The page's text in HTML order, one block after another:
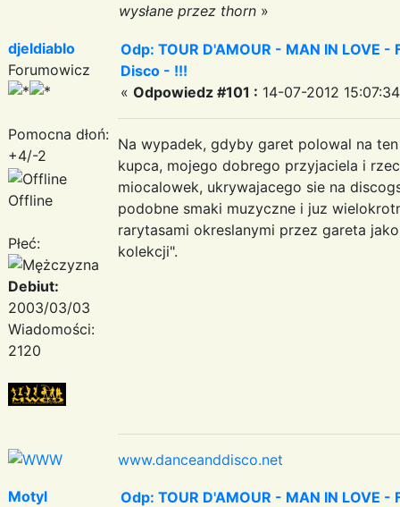
wysłane przez thorn »
djeldiablo
Forumowicz
Pomocna dłoń:
+4/-2
Offline
Płeć:
Debiut:
2003/03/03
Wiadomości:
2120
Odp: TOUR D'AMOUR - MAN IN LOVE
Disco - !!!
« Odpowiedz #101 : 14-07-2012
Na wypadek, gdyby garet polowal na
kupca, mojego dobrego przyjaciela i
miocalowek, ukrywajacego sie na
podobne smaki muzyczne i juz
rarytasami okreslanymi przez gareta
kolekcji".
www.danceanddisco.net
Motyl
Odp: TOUR D'AMOUR - MAN IN LOVE